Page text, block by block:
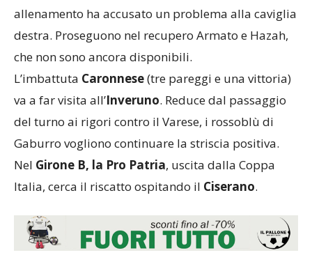
allenamento ha accusato un problema alla caviglia
destra. Proseguono nel recupero Armato e Hazah,
che non sono ancora disponibili.
L’imbattuta Caronnese(tre pareggi e una vittoria)
va a far visita all’Inveruno. Reduce dal passaggio
del turno ai rigori contro il Varese, i rossoblù di
Gaburro vogliono continuare la striscia positiva.
Nel Girone B, la Pro Patria, uscita dalla Coppa
Italia, cerca il riscatto ospitando il Ciserano.